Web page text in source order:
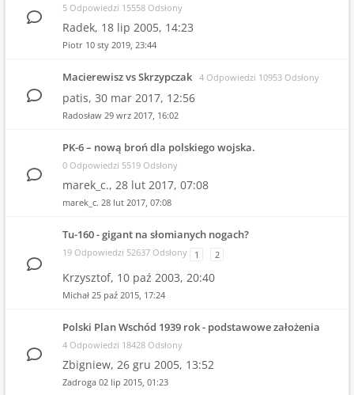
5 Odpowiedzi 15558 Odsłony
Radek, 18 lip 2005, 14:23
Piotr 10 sty 2019, 23:44
Macierewisz vs Skrzypczak 4 Odpowiedzi 10953 Odsłony
patis, 30 mar 2017, 12:56
Radosław 29 wrz 2017, 16:02
PK-6 – nową broń dla polskiego wojska.
0 Odpowiedzi 5519 Odsłony
marek_c., 28 lut 2017, 07:08
marek_c. 28 lut 2017, 07:08
Tu-160 - gigant na słomianych nogach?
19 Odpowiedzi 52637 Odsłony 1 2
Krzysztof, 10 paź 2003, 20:40
Michał 25 paź 2015, 17:24
Polski Plan Wschód 1939 rok - podstawowe założenia
4 Odpowiedzi 18428 Odsłony
Zbigniew, 26 gru 2005, 13:52
Zadroga 02 lip 2015, 01:23